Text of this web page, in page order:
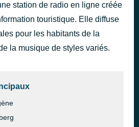
Remix
il y a 52 minutes
station de radio en ligne créée
touristique. Elle diffuse
pour les habitants de la
la musique de styles variés.